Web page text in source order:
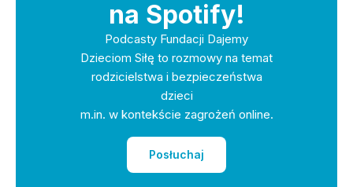
na Spotify!
Podcasty Fundacji Dajemy
Dzieciom Siłę to rozmowy na temat
rodzicielstwa i bezpieczeństwa
dzieci
m.in. w kontekście zagrożeń online.
Posłuchaj